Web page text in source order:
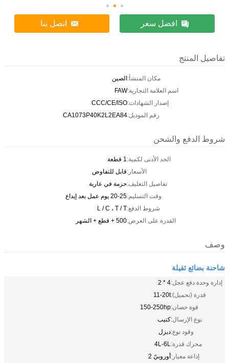
افضل سعر اتصل بنا
تفاصيل المنتج
مكان المنشأ:الصين
اسم العلامة التجارية:FAW
إصدار الشهادات:CCC/CE/ISO
رقم الموديل:CA1073P40K2L2EA84
شروط الدفع والشحن
الحد الأدنى لكمية:1 قطعة
الأسعار:قابل للتفاوض
تفاصيل التغليف:حزمة في عارية
وقت التسليم:20-25 يوم عمل بعد إيداع
شروط الدفع:L / C ، T / T
القدرة على العرض:500 + قطع + الشهر
وصف
شاحنة بضائع ثقيلة
إدارة وحدة دفع عجل:4 * 2
قدرة (تحميل):11-20t
قوة حصان:150-250hp
نوع الإرسال:كتيب
وقود نوع:ديزل
محرك قدرة:4L-6L
إذاعة معيار:أوروبيّ 2